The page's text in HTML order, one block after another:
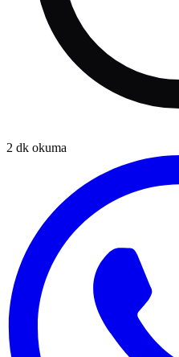
2 dk okuma